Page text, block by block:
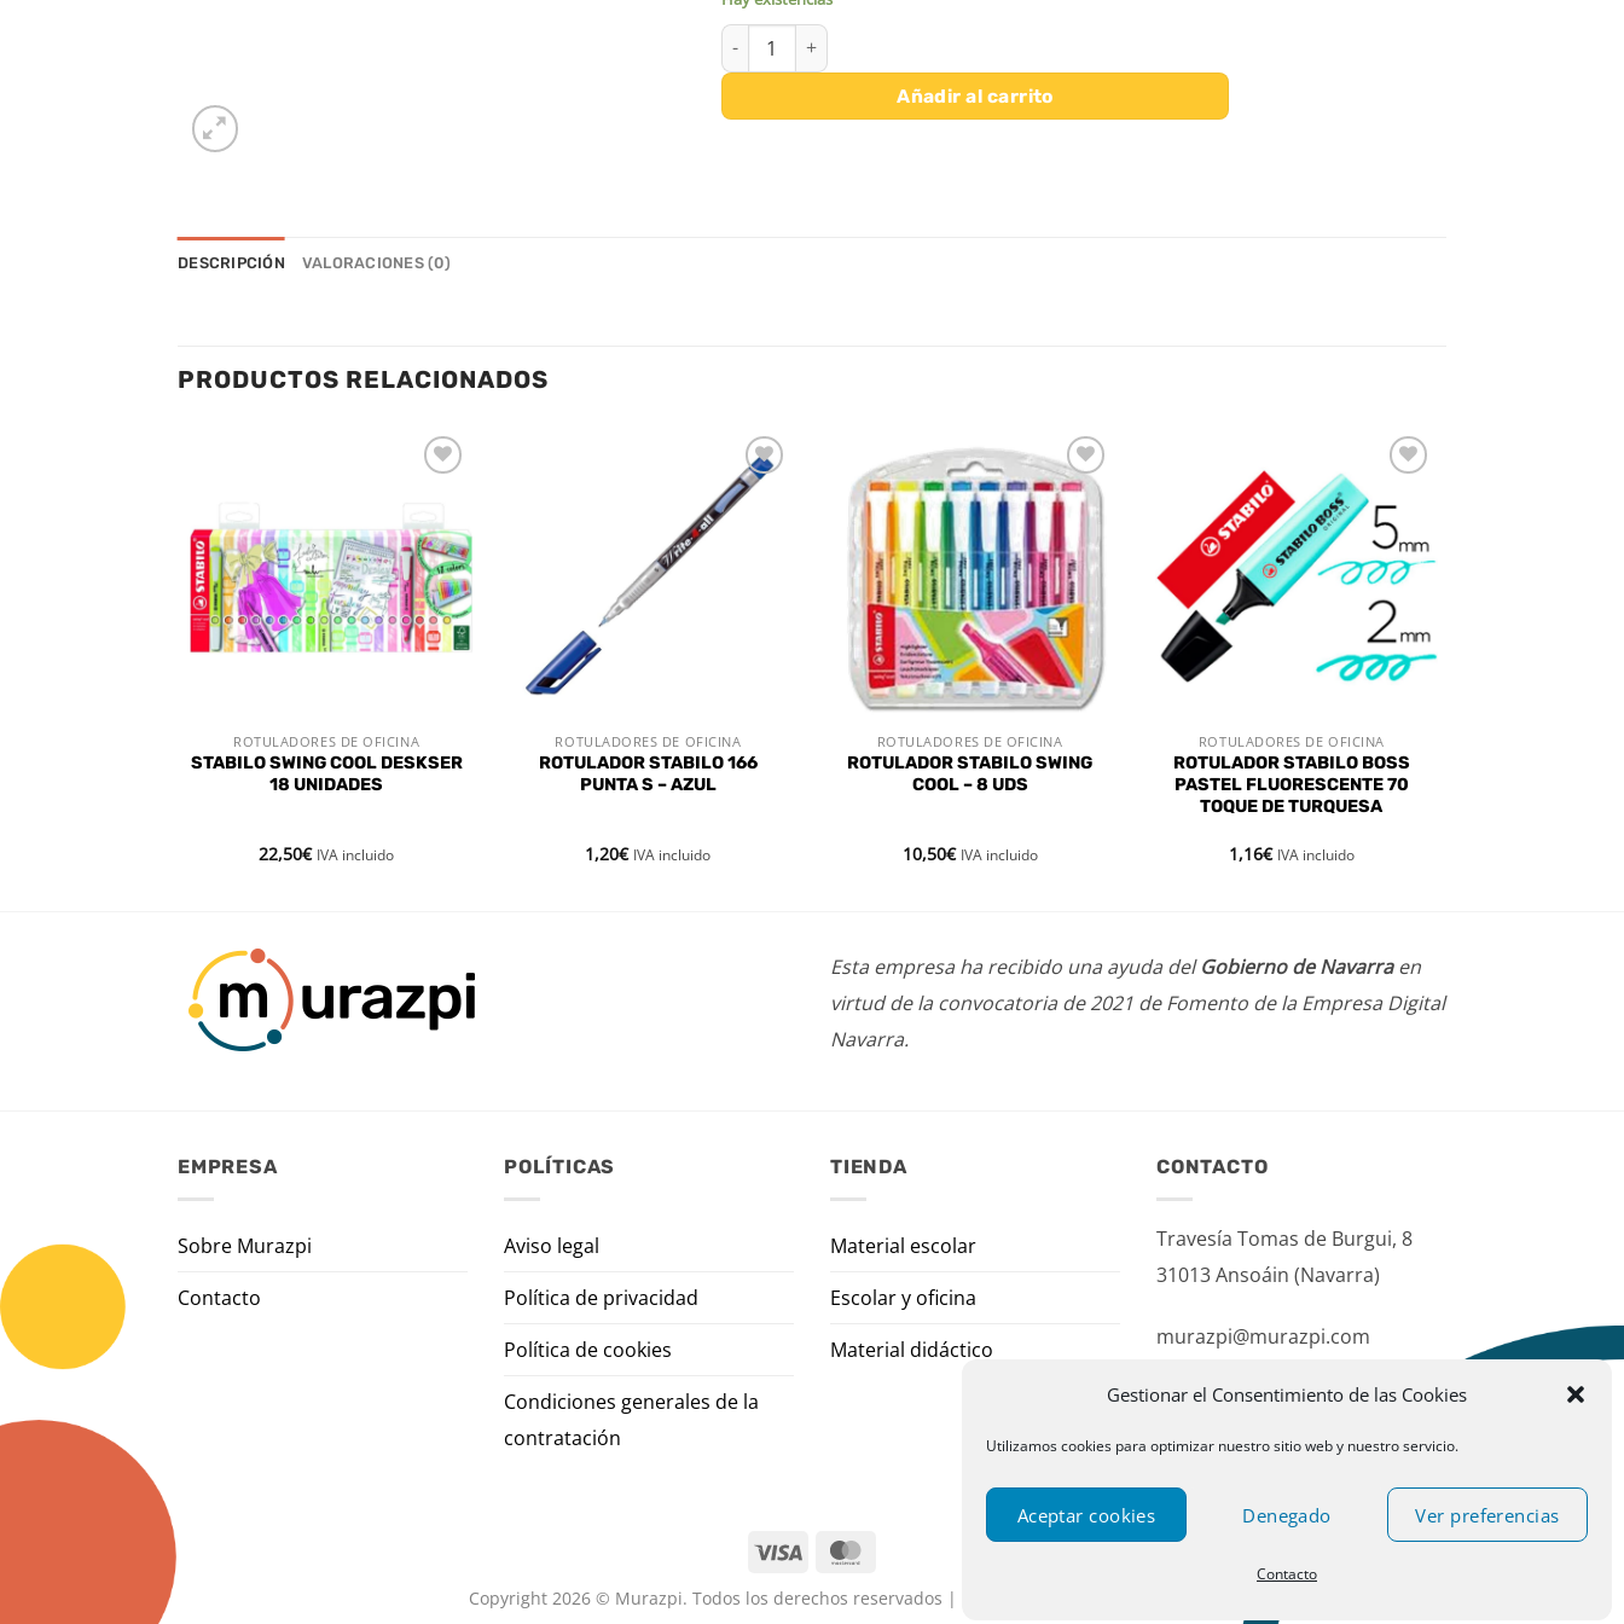
Gestionar el Consentimiento de las Cookies
Utilizamos cookies para optimizar nuestro sitio web y nuestro servicio.
Aceptar cookies Denegado Ver preferencias
Contacto
LAPICERO STABILO EASY GRAPH PASTEL HB PINK cantidad
Añadir al carrito
DESCRIPCIÓN VALORACIONES (0)
PRODUCTOS RELACIONADOS
lista de
deseos
VISTA RÁPIDA
ROTULADORES DE OFICINA
STABILO SWING COOL DESKSER
18 UNIDADES
22,50€ IVA incluido
Añadir
VISTA RÁPIDA
ROTULADORES DE OFICINA
ROTULADOR STABILO 166
PUNTA S – AZUL
1,20€ IVA incluido
Añadir
a la
deseos
VISTA RÁPIDA
ROTULADORES DE OFICINA
ROTULADOR STABILO SWING
COOL – 8 UDS
10,50€ IVA incluido
a la
lista de
deseos
VISTA RÁPIDA
ROTULADORES DE OFICINA
ROTULADOR STABILO BOSS
PASTEL FLUORESCENTE 70
TOQUE DE TURQUESA
1,16€ IVA incluido
Esta empresa ha recibido una ayuda delGobierno de Navarraen
virtud de la convocatoria de 2021 de Fomento de la Empresa Digital
Navarra.
EMPRESA
Sobre Murazpi
Contacto
POLÍTICAS
Aviso legal
Política de privacidad
Política de cookies
Condiciones generales de la
contratación
TIENDA
Material escolar
Escolar y oficina
Material didáctico
CONTACTO
Travesía Tomas de Burgui, 8
31013 Ansoáin (Navarra)
murazpi@murazpi.com
Copyright 2026 © Murazpi. Todos los derechos reservados | Designed by Publispace